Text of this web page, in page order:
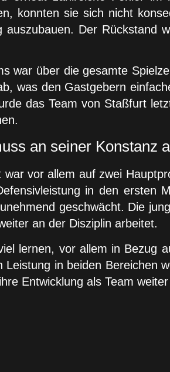
konnten sie sich nicht
auszubauen. Der
war über die gesamte
was den Gastgebern
das Team von Staßfurt
an seiner Konstanz
vor allem auf zwei
in den ersten
geschwächt. Die
an der Disziplin arbeitet.
lernen, vor allem in Bezug
in beiden Bereichen
Entwicklung als Team